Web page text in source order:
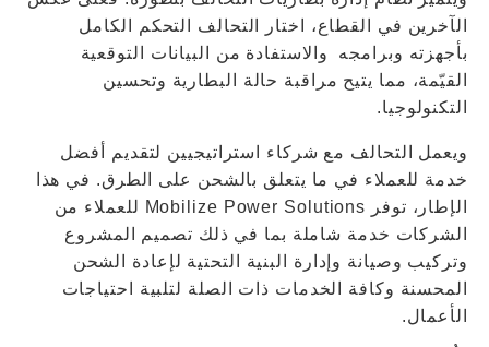
الآخرين في القطاع، اختار التحالف التحكم الكامل
بأجهزته وبرامجه والاستفادة من البيانات التوقعية
القيّمة، مما يتيح مراقبة حالة البطارية وتحسين
التكنولوجيا.
ويعمل التحالف مع شركاء استراتيجيين لتقديم أفضل
خدمة للعملاء في ما يتعلق بالشحن على الطرق. في هذا
الإطار، توفر Mobilize Power Solutions للعملاء من
الشركات خدمة شاملة بما في ذلك تصميم المشروع
وتركيب وصيانة وإدارة البنية التحتية لإعادة الشحن
المحسنة وكافة الخدمات ذات الصلة لتلبية احتياجات
الأعمال.